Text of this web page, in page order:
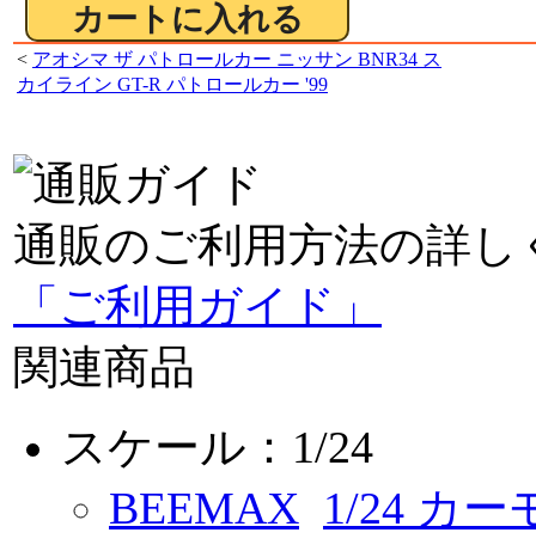
< アオシマ ザ パトロールカー ニッサン BNR34 ス
カイライン GT-R パトロールカー '99
通販のご利用方法の詳し
「ご利用ガイド」
関連商品
スケール：1/24
BEEMAX 1/24 カー